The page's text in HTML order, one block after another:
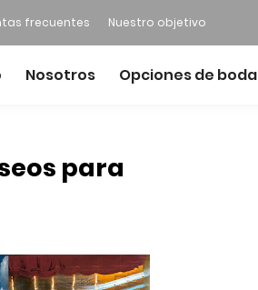
frecuentes Nuestro objetivo
Nosotros Opciones de boda
para